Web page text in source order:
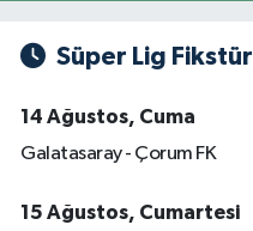
Süper Lig Fikstür
14 Ağustos, Cuma
Galatasaray - Çorum FK
15 Ağustos, Cumartesi